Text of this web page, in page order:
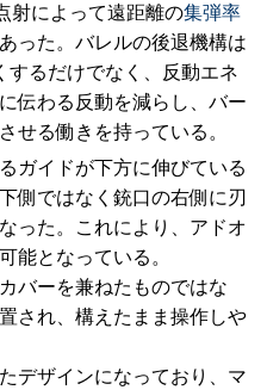
射によって遠距離の集弾率
った。バレルの後退機構は
するだけでなく、反動エネ
伝わる反動を減らし、バー
せる働きを持っている。
ガイドが下方に伸びている
側ではなく銃口の右側に刃
った。これにより、アドオ
能となっている。
バーを兼ねたものではな
され、構えたまま操作しや
デザインになっており、マ